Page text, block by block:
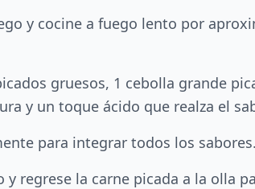
y cocine a fuego lento por
gruesos, 1 cebolla grande
y un toque ácido que realza el
para integrar todos los sabores.
regrese la carne picada a la olla